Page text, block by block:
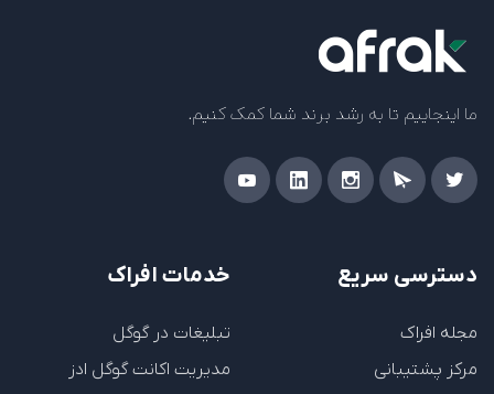
ما اینجاییم تا به رشد برند شما کمک کنیم.
دسترسی سریع
مجله افراک
مرکز پشتیبانی
خدمات افراک
تبلیغات در گوگل
مدیریت اکانت گوگل ادز